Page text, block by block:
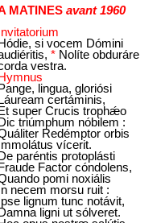
MATINES avant 1960
si vocem Dómini
* Nolíte obduráre
vestra.
lingua, gloriósi
certáminis,
super Crucis trophǽo
triúmphum nóbilem :
Redémptor orbis
vícerit.
paréntis protoplásti
Factor cóndolens,
pomi noxiális
necem morsu ruit :
lignum tunc notávit,
ligni ut sólveret.